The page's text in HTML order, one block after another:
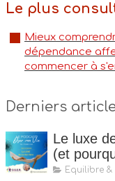
Le plus
Mieux
dépendance
commencer à
Derniers
Le luxe
(et
tout)Equilibre &